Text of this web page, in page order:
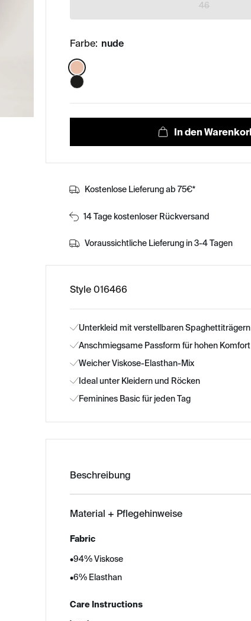
46
Farbe: nude
Color:
Kostenlose Lieferung ab 75€*
14 Tage kostenloser Rückversand
Voraussichtliche Lieferung in 3-4 Tagen
Style 016466
Unterkleid mit verstellbaren Spaghettiträgern
Anschmiegsame Passform für hohen Komfort
Weicher Viskose-Elasthan-Mix
Ideal unter Kleidern und Röcken
Feminines Basic für jeden Tag
Beschreibung
Material + Pflegehinweise
Fabric
•94% Viskose
•6% Elasthan
Care Instructions